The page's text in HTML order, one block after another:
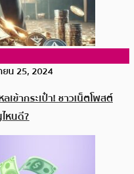
น 25, 2024
เข้ากระเป๋า! ชาวเน็ตโพสต์
หนดี?